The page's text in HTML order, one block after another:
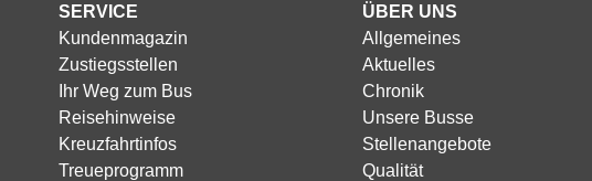
SERVICE
Kundenmagazin
Zustiegsstellen
Ihr Weg zum Bus
Reisehinweise
Kreuzfahrtinfos
Treueprogramm
ÜBER UNS
Allgemeines
Aktuelles
Chronik
Unsere Busse
Stellenangebote
Qualität